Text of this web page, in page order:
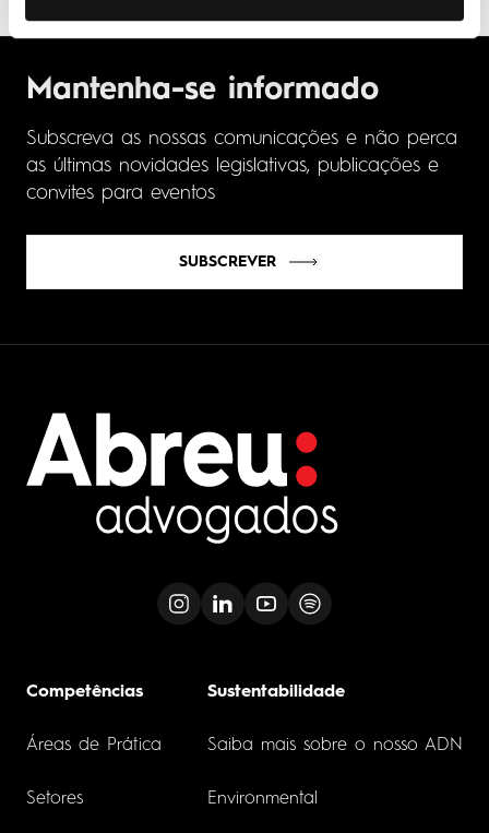
Mantenha-se informado
Subscreva as nossas comunicações e não perca
as últimas novidades legislativas, publicações e
convites para eventos
SUBSCREVER
Competências
Áreas de Prática
Setores
Sustentabilidade
Saiba mais sobre o nosso ADN
Environmental